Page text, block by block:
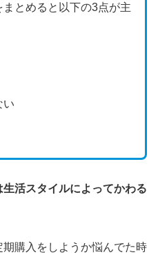
とめると以下の3点が主
い
活スタイルによってかわる
購入をしようか悩んでた時